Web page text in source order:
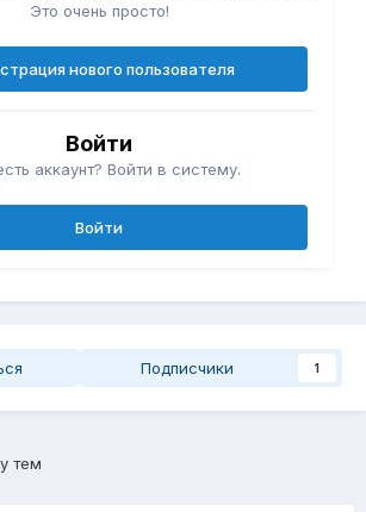
Это очень просто!
нового пользователя
Войти
аккаунт? Войти в систему.
Войти
Подписчики 1
тем